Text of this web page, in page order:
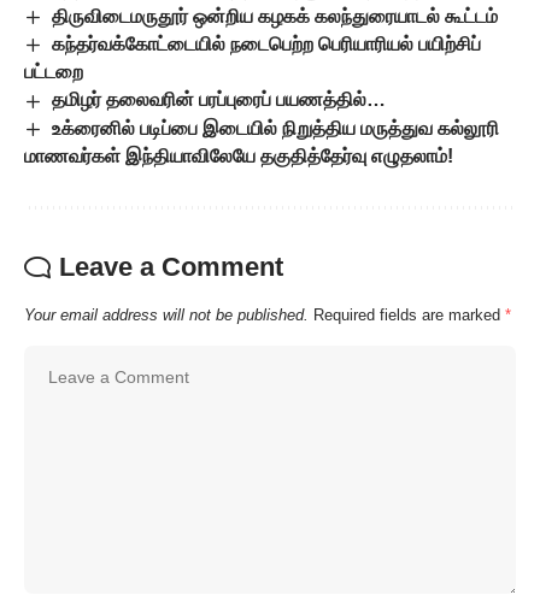
திருவிடைமருதூர் ஒன்றிய கழகக் கலந்துரையாடல் கூட்டம்
கந்தர்வக்கோட்டையில் நடைபெற்ற பெரியாரியல் பயிற்சிப்
பட்டறை
தமிழர் தலைவரின் பரப்புரைப் பயணத்தில்…
உக்ரைனில் படிப்பை இடையில் நிறுத்திய மருத்துவ கல்லூரி
மாணவர்கள் இந்தியாவிலேயே தகுதித்தேர்வு எழுதலாம்!
Leave a Comment
Your email address will not be published. Required fields are marked *